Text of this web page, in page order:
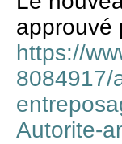
approuvé
https://
8084917/
Autorite-